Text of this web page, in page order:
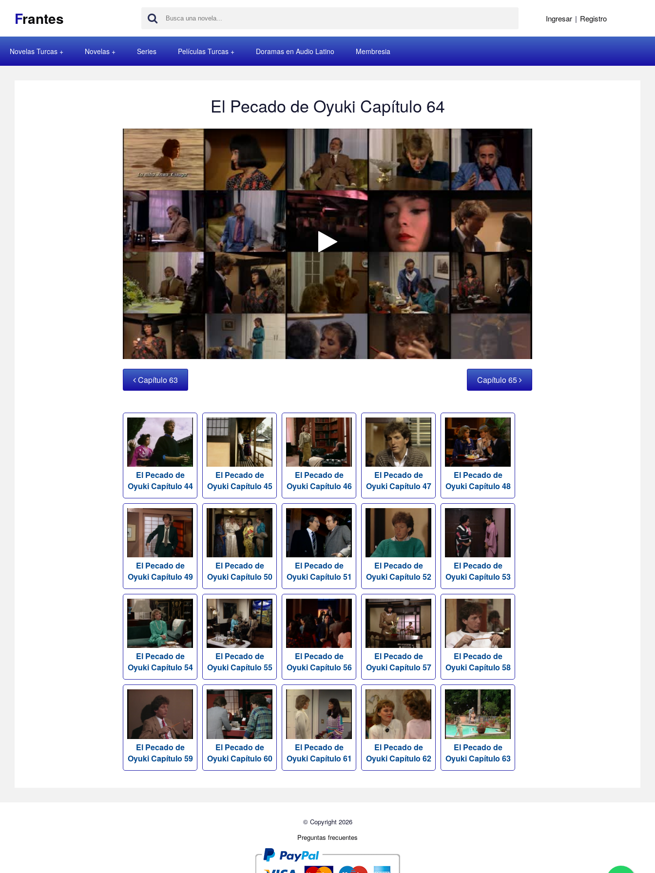
Frantes Ingresar | Registro
Novelas Turcas Novelas Series Películas Turcas Doramas en Audio Latino Membresia
El Pecado de Oyuki Capítulo 64
Capítulo 63 Capítulo 65
El Pecado de
Oyuki Capítulo 44
El Pecado de
Oyuki Capítulo 45
El Pecado de
Oyuki Capítulo 46
El Pecado de
Oyuki Capítulo 47
El Pecado de
Oyuki Capítulo 48
El Pecado de
Oyuki Capítulo 49
El Pecado de
Oyuki Capítulo 50
El Pecado de
Oyuki Capítulo 51
El Pecado de
Oyuki Capítulo 52
El Pecado de
Oyuki Capítulo 53
El Pecado de
Oyuki Capítulo 54
El Pecado de
Oyuki Capítulo 55
El Pecado de
Oyuki Capítulo 56
El Pecado de
Oyuki Capítulo 57
El Pecado de
Oyuki Capítulo 58
El Pecado de
Oyuki Capítulo 59
El Pecado de
Oyuki Capítulo 60
El Pecado de
Oyuki Capítulo 61
El Pecado de
Oyuki Capítulo 62
El Pecado de
Oyuki Capítulo 63
© Copyright 2026
Preguntas frecuentes